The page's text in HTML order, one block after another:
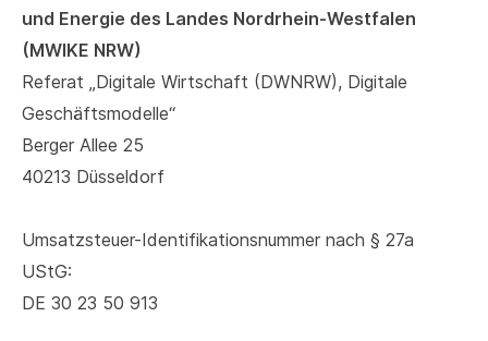
und Energie des Landes Nordrhein-Westfalen
(MWIKE NRW)
Referat „Digitale Wirtschaft (DWNRW), Digitale
Geschäftsmodelle“
Berger Allee 25
40213 Düsseldorf
Umsatzsteuer-Identifikationsnummer nach § 27a
UStG:
DE 30 23 50 913